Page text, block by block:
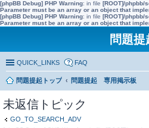
[phpBB Debug] PHP Warning: in file [ROOT]/phpbb/
Parameter must be an array or an object that
[phpBB Debug] PHP Warning: in file [ROOT]/phpbb/
Parameter must be an array or an object that
問題提
QUICK_LINKS FAQ
問題提起トップ
問題提起 専用掲示板
未返信トピック
GO_TO_SEARCH_ADV